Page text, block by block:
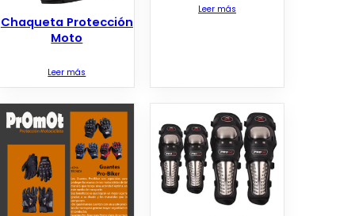
Chaqueta Protección
Moto
Leer más
Leer más